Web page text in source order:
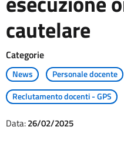
cautelare
Categorie
News Personale docente
Reclutamento docenti - GPS
Data:26/02/2025